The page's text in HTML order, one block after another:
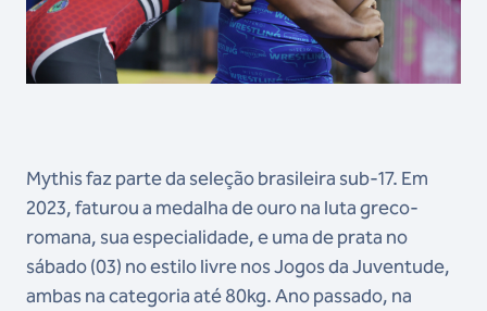
Mythis faz parte da seleção brasileira sub-17. Em
2023, faturou a medalha de ouro na luta greco-
romana, sua especialidade, e uma de prata no
sábado (03) no estilo livre nos Jogos da Juventude,
ambas na categoria até 80kg. Ano passado, na